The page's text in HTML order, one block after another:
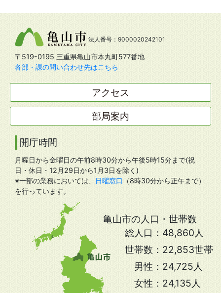
法人番号：9000020242101
〒519-0195 三重県亀山市本丸町577番地
各部・課の問い合わせ先はこちら
アクセス
部局案内
開庁時間
月曜日から金曜日の午前8時30分から午後5時15分まで(祝
日・休日・12月29日から1月3日を除く)
※一部の業務においては、
日曜窓口
（8時30分から正午まで）
を行っています。
亀山市の人口・世帯数
総人口： 48,860人
世帯数： 22,853世帯
男性： 24,725人
女性： 24,135人